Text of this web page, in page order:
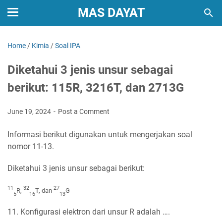
MAS DAYAT
Home / Kimia /Soal IPA
Diketahui 3 jenis unsur sebagai
berikut: 115R, 3216T, dan 2713G
June 19, 2024 Post a Comment
Informasi berikut digunakan untuk mengerjakan soal
nomor 11-13.
Diketahui 3 jenis unsur sebagai berikut:
11
5R, 32
16T, dan 27
13G
11. Konfigurasi elektron dari unsur R adalah ….